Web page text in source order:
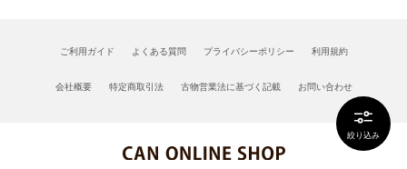
絞り込み
ご利用ガイド よくある質問 プライバシーポリシー 利用規約
会社概要 特定商取引法 古物営業法に基づく記載 お問い合わせ